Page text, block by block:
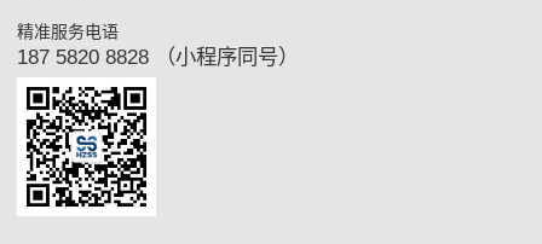
精准服务电语
187 5820 8828 （小程序同号）